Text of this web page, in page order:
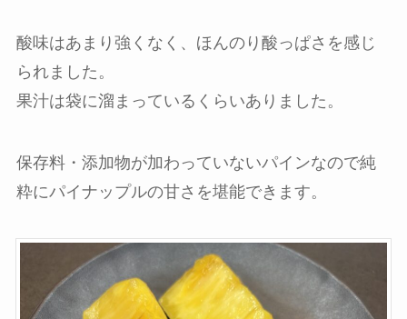
酸味はあまり強くなく、ほんのり酸っぱさを感じ
られました。
果汁は袋に溜まっているくらいありました。
保存料・添加物が加わっていないパインなので純
粋にパイナップルの甘さを堪能できます。